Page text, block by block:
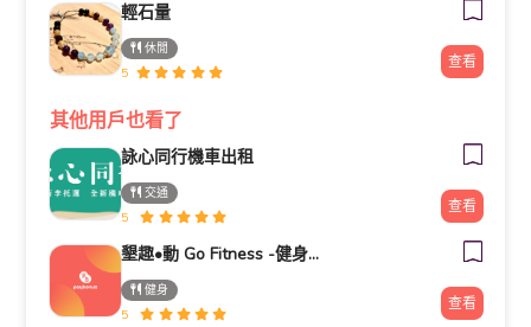
輕石量
休閒
5
查看
其他用戶也看了
詠心同行機車出租
交通
5
查看
墾趣•動 Go Fitness -健身房推薦|器械皮拉提斯|瑜珈|銀髮族運動|肌力訓練|私人教練|企業包班|台北中山區|捷運南京
健身
5
查看